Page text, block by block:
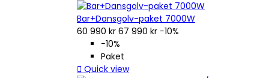
Bar+Dansgolv-paket 7000W
60 990 kr 67 990 kr −10%
−10%
Paket
 Quick view